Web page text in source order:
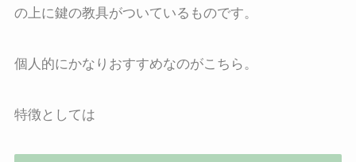
の上に鍵の教具がついているものです。
個人的にかなりおすすめなのがこちら。
特徴としては